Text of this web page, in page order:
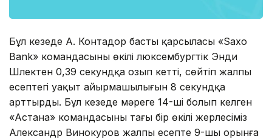
Бұл кезеңде А. Контадор басты қарсыласы «Saxo
Bank» командасының өкілі люксембургтік Энди
Шлектен 0,39 секундқа озып кетті, сөйтіп жалпы
есептегі уақыт айырмашылығын 8 секундқа
арттырды. Бұл кезеңде мәреге 14-ші болып келген
«Астана» командасының тағы бір өкілі жерлесіміз
Александр Винокуров жалпы есепте 9-шы орынға